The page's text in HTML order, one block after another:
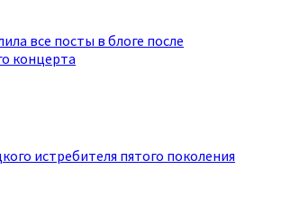
все посты в блоге после
концерта
истребителя пятого поколения